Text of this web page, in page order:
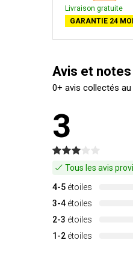
Livraison gratuite
GARANTIE 24
Avis et
0+ avis collectés
3
Tous les avis
4-5 étoiles
3-4 étoiles
2-3 étoiles
1-2 étoiles